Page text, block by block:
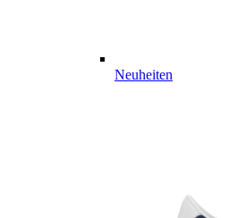
Neuheiten